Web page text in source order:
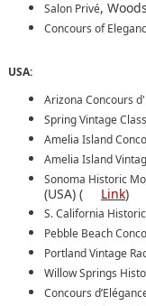
Salon Privé,
Concours of
USA:
Arizona Concours
Spring Vintage
Amelia Island
Amelia Island
Sonoma Historic
(USA) (
Link)
S. California
Pebble Beach
Portland Vintage
Willow Springs
Concours